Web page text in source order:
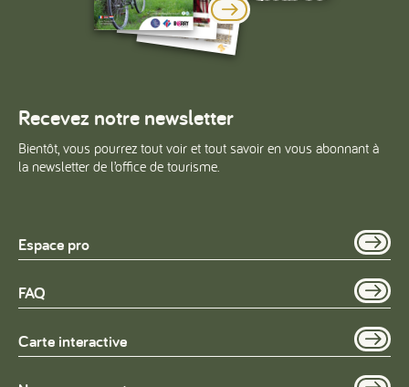
Recevez notre newsletter
Bientôt, vous pourrez tout voir et tout savoir en vous abonnant à
la newsletter de l’office de tourisme.
Espace pro
FAQ
Carte interactive